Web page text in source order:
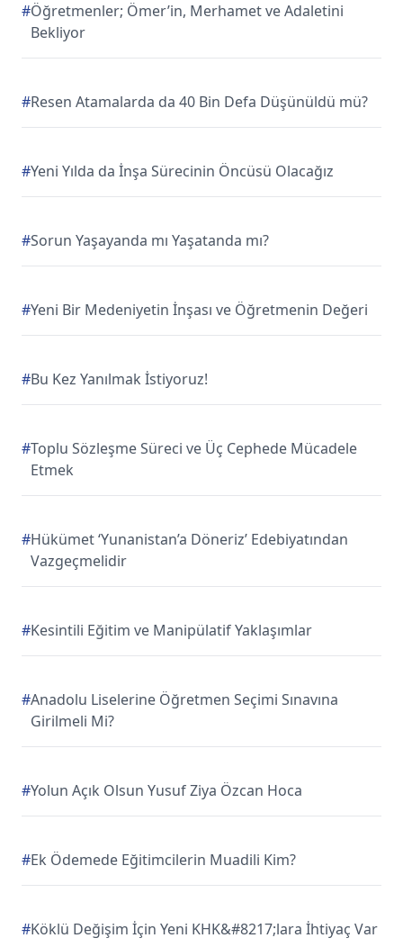
#Öğretmenler; Ömer’in, Merhamet ve Adaletini
Bekliyor
#Resen Atamalarda da 40 Bin Defa Düşünüldü mü?
#Yeni Yılda da İnşa Sürecinin Öncüsü Olacağız
#Sorun Yaşayanda mı Yaşatanda mı?
#Yeni Bir Medeniyetin İnşası ve Öğretmenin Değeri
#Bu Kez Yanılmak İstiyoruz!
#Toplu Sözleşme Süreci ve Üç Cephede Mücadele
Etmek
#Hükümet ‘Yunanistan’a Döneriz’ Edebiyatından
Vazgeçmelidir
#Kesintili Eğitim ve Manipülatif Yaklaşımlar
#Anadolu Liselerine Öğretmen Seçimi Sınavına
Girilmeli Mi?
#Yolun Açık Olsun Yusuf Ziya Özcan Hoca
#Ek Ödemede Eğitimcilerin Muadili Kim?
#Köklü Değişim İçin Yeni KHK&#8217;lara İhtiyaç Var